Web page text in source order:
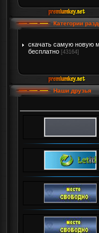
Категории
скачать самую новую
бесплатно [43164]
Наши друзья